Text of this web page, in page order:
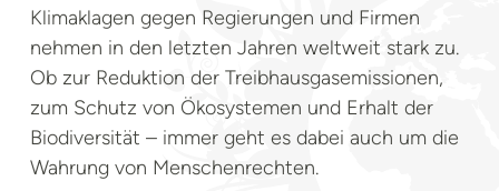
Klimaklagen gegen Regierungen und Firmen
nehmen in den letzten Jahren weltweit stark zu.
Ob zur Reduktion der Treibhausgasemissionen,
zum Schutz von Ökosystemen und Erhalt der
Biodiversität – immer geht es dabei auch um die
Wahrung von Menschenrechten.